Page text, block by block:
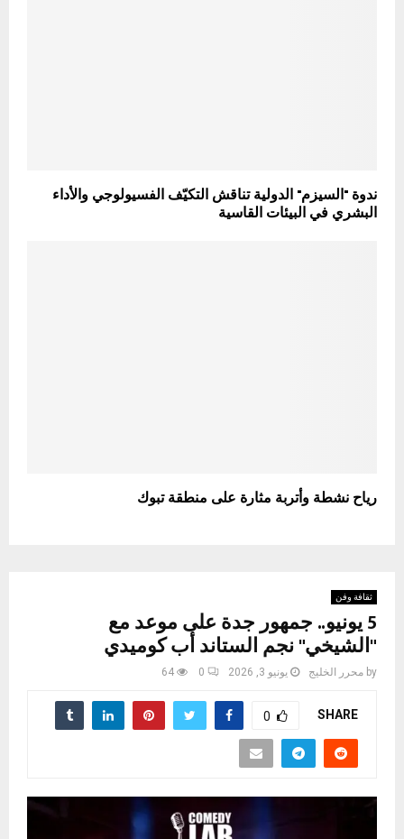
ندوة "السيزم" الدولية تناقش التكيّف الفسيولوجي والأداء
البشري في البيئات القاسية
رياح نشطة وأتربة مثارة على منطقة تبوك
ثقافة وفن
5 يونيو.. جمهور جدة على موعد مع
"الشيخي" نجم الستاند أب كوميدي
by محرر الخليج يونيو 3, 2026 0
64
SHARE
0